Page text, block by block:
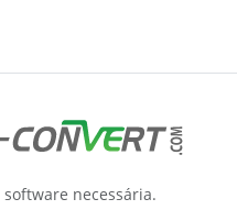
necessária.